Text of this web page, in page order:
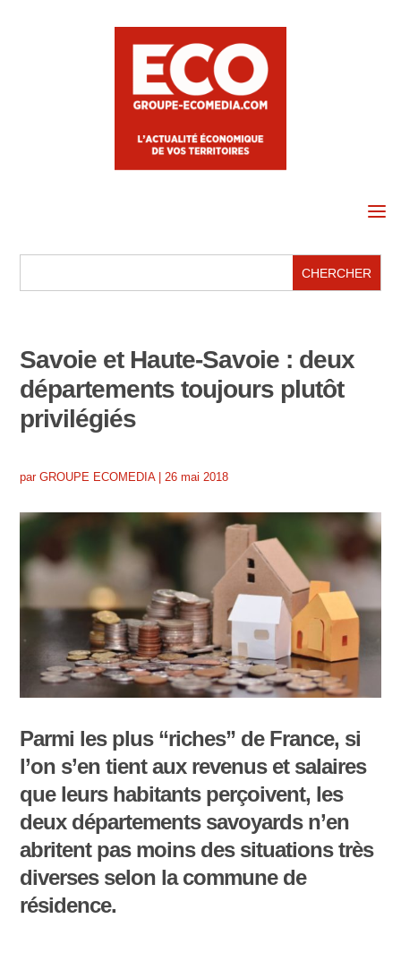
a
Savoie et Haute-Savoie : deux
départements toujours plutôt
privilégiés
parGROUPE ECOMEDIA| 26 mai 2018
Parmi les plus “riches” de France, si
l’on s’en tient aux revenus et salaires
que leurs habitants perçoivent, les
deux départements savoyards n’en
abritent pas moins des situations très
diverses selon la commune de
résidence.